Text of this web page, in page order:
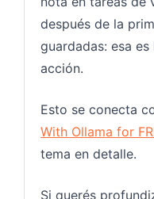
después de la
guardadas: esa
acción.
Esto se conecta
With Ollama for
tema en detalle.
Si querés